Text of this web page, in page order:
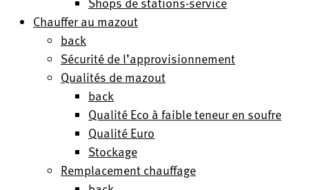
Chauffer au mazout
back
Sécurité de l’approvisionnement
Qualités de mazout
back
Qualité Eco à faible teneur en soufre
Qualité Euro
Stockage
Remplacement chauffage